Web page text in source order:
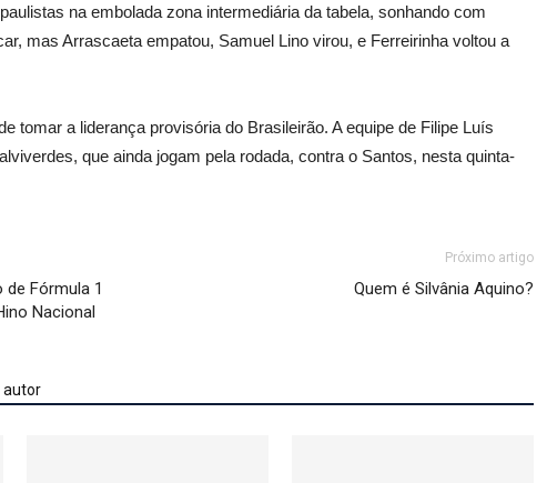
na embolada zona intermediária da tabela, sonhando com
mas Arrascaeta empatou, Samuel Lino virou, e Ferreirinha voltou a
tomar a liderança provisória do Brasileirão. A equipe de Filipe Luís
que ainda jogam pela rodada, contra o Santos, nesta quinta-
de Fórmula 1
Nacional
Próximo artigo
Quem é Silvânia Aquino?
autor